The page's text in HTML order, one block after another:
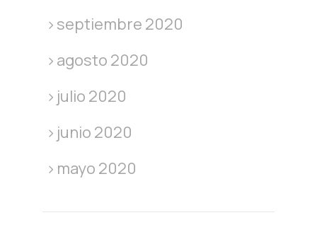
septiembre 2020
agosto 2020
julio 2020
junio 2020
mayo 2020